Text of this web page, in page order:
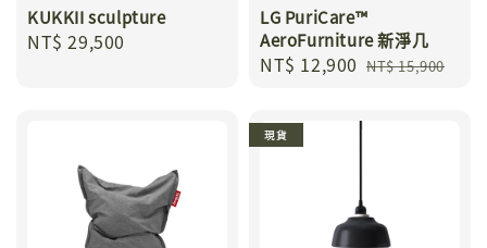
KUKKII sculpture
Regular
NT$ 29,500
LG PuriCare™
AeroFurniture 新淨几
Sale
NT$ 12,900 Regular
NT$ 15,900
現貨